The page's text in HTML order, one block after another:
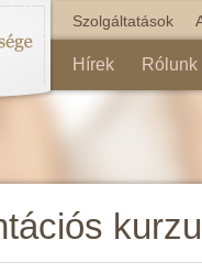
Szolgáltatások
Hírek Rólunk